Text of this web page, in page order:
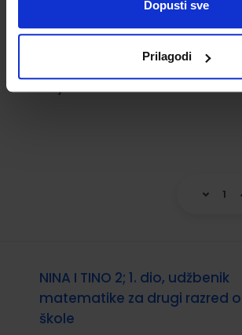
Dopusti sve
Prilagodi
567073 Šifra
Autor(i):Dubravka Miklec Sanja
broj ministarstva:7059-DOM2
NINA I TINO 2; 1. dio, udžbenik
matematike za drugi razred
škole